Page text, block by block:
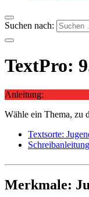
Suchen nach:
TextPro:
Anleitung:
Wähle ein Thema, zu
Textsorte:
Merkmale: